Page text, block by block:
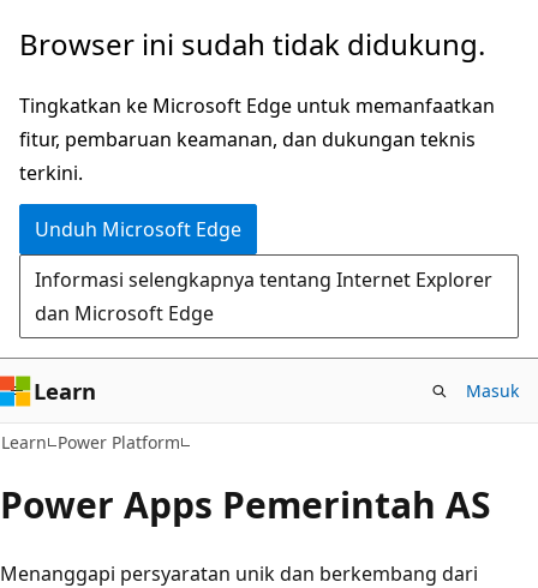
Lompati
konten
utama
Browser ini sudah tidak didukung.
Tingkatkan ke Microsoft Edge untuk memanfaatkan
fitur, pembaruan keamanan, dan dukungan teknis
terkini.
Unduh Microsoft Edge
Informasi selengkapnya tentang Internet Explorer
dan Microsoft Edge
Learn Masuk
Learn Power Platform
Power Apps Pemerintah AS
Menanggapi persyaratan unik dan berkembang dari